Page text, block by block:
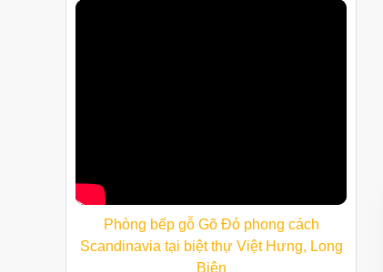
Phòng bếp gỗ Gõ Đỏ phong cách
Scandinavia tại biệt thự Việt Hưng, Long
Biên